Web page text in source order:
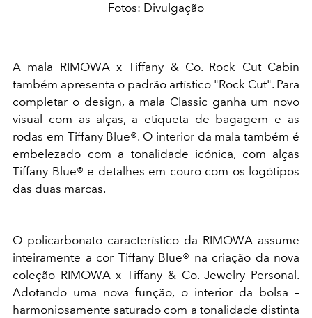
Fotos: Divulgação
A mala RIMOWA x Tiffany & Co. Rock Cut Cabin
também apresenta o padrão artístico "Rock Cut". Para
completar o design, a mala Classic ganha um novo
visual com as alças, a etiqueta de bagagem e as
rodas em Tiffany Blue®. O interior da mala também é
embelezado com a tonalidade icónica, com alças
Tiffany Blue® e detalhes em couro com os logótipos
das duas marcas.
O policarbonato característico da RIMOWA assume
inteiramente a cor Tiffany Blue® na criação da nova
coleção RIMOWA x Tiffany & Co. Jewelry Personal.
Adotando uma nova função, o interior da bolsa –
harmoniosamente saturado com a tonalidade distinta